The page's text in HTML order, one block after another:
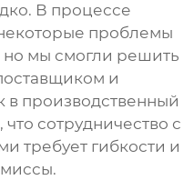
В процессе
проблемы
мы смогли решить
и
в производственный
сотрудничество с
требует гибкости и